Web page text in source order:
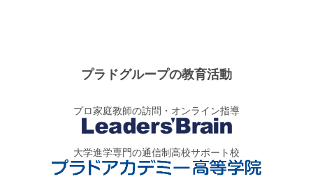
プラドグループの教育活動
プロ家庭教師の訪問・オンライン指導
大学進学専門の通信制高校サポート校